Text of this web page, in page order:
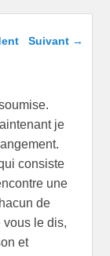
dans les
Suivant →
je
consiste
une
de
vous le dis,
et